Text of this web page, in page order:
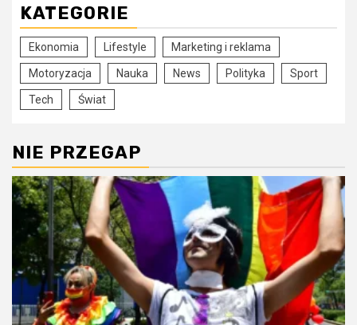
KATEGORIE
Ekonomia Lifestyle Marketing i reklama
Motoryzacja Nauka News Polityka Sport
Tech Świat
NIE PRZEGAP